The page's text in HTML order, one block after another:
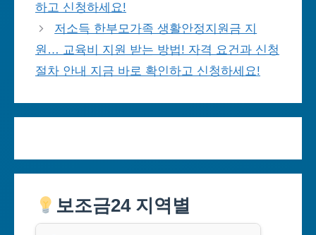
하고 신청하세요!
저소득 한부모가족 생활안정지원금 지
원… 교육비 지원 받는 방법! 자격 요건과 신청
절차 안내 지금 바로 확인하고 신청하세요!
보조금24 지역별